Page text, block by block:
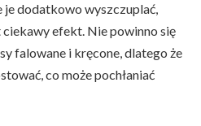
je dodatkowo wyszczuplać,
efekt. Nie powinno się
falowane i kręcone, dlatego że
co może pochłaniać